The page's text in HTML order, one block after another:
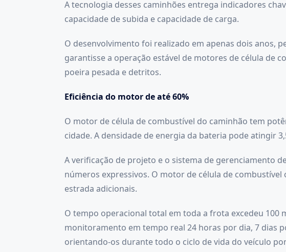
A tecnologia desses caminhões entrega indicadores
capacidade de subida e capacidade de carga.
O desenvolvimento foi realizado em apenas dois anos,
garantisse a operação estável de motores de célula de
poeira pesada e detritos.
Eficiência do motor de até 60%
O motor de célula de combustível do caminhão tem
cidade. A densidade de energia da bateria pode atingir
A verificação de projeto e o sistema de gerenciamento
números expressivos. O motor de célula de
estrada adicionais.
O tempo operacional total em toda a frota excedeu
monitoramento em tempo real 24 horas por dia, 7 dias
orientando-os durante todo o ciclo de vida do veículo